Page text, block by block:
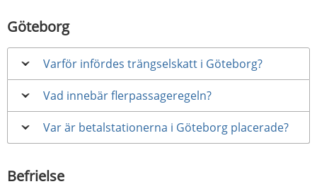
Göteborg
Varför infördes trängselskatt i Göteborg?
Vad innebär flerpassageregeln?
Var är betalstationerna i Göteborg placerade?
Befrielse